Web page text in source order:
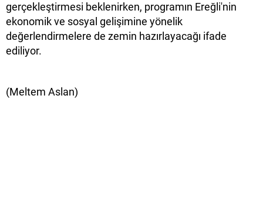
gerçekleştirmesi beklenirken, programın Ereğli'nin
ekonomik ve sosyal gelişimine yönelik
değerlendirmelere de zemin hazırlayacağı ifade
ediliyor.
(Meltem Aslan)